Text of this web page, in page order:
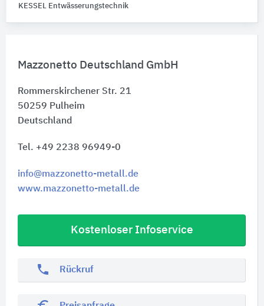
Mazzonetto Deutschland GmbH
Rommerskirchener Str. 21
50259 Pulheim
Deutschland
Tel. +49 2238 96949-0
info@mazzonetto-metall.de
www.mazzonetto-metall.de
Kostenloser Infoservice
phone Rückruf
KESSEL Entwässerungstechnik